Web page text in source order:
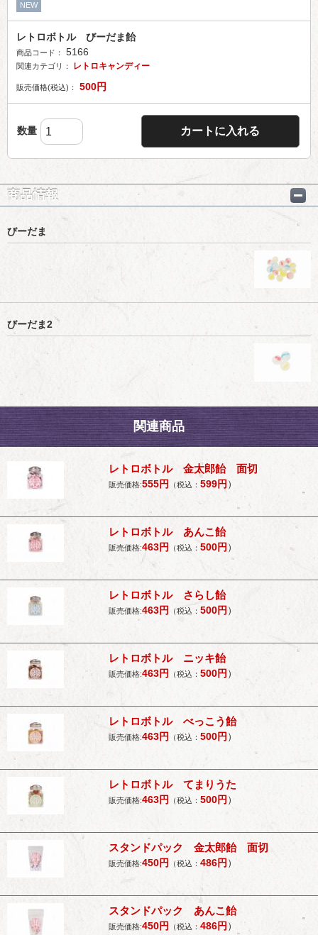
NEW
レトロボトル びーだま飴
商品コード： 5166
関連カテゴリ： レトロキャンディー
販売価格(税込)： 500円
数量 カートに入れる
商品情報
びーだま
びーだま2
関連商品
レトロボトル 金太郎飴 面切
販売価格:555円 （税込： 599円）
レトロボトル あんこ飴
販売価格:463円 （税込： 500円）
レトロボトル さらし飴
販売価格:463円 （税込： 500円）
レトロボトル ニッキ飴
販売価格:463円 （税込： 500円）
レトロボトル べっこう飴
販売価格:463円 （税込： 500円）
レトロボトル てまりうた
販売価格:463円 （税込： 500円）
スタンドパック 金太郎飴 面切
販売価格:450円 （税込： 486円）
スタンドパック あんこ飴
販売価格:450円 （税込： 486円）